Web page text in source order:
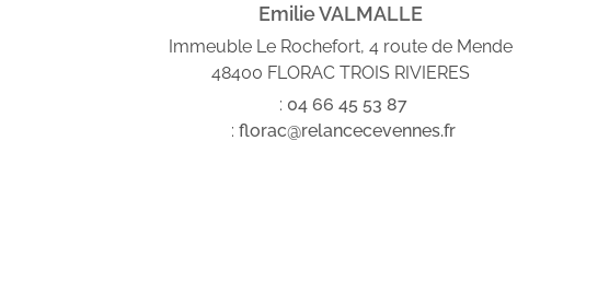
Emilie VALMALLE
Immeuble Le Rochefort, 4 route de Mende
48400 FLORAC TROIS RIVIERES
: 04 66 45 53 87
: florac@relancecevennes.fr